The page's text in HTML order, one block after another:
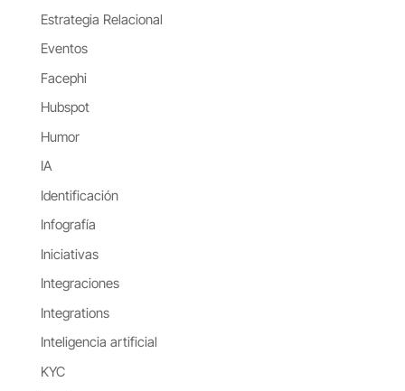
Estrategia Relacional
Eventos
Facephi
Hubspot
Humor
IA
Identificación
Infografía
Iniciativas
Integraciones
Integrations
Inteligencia artificial
KYC